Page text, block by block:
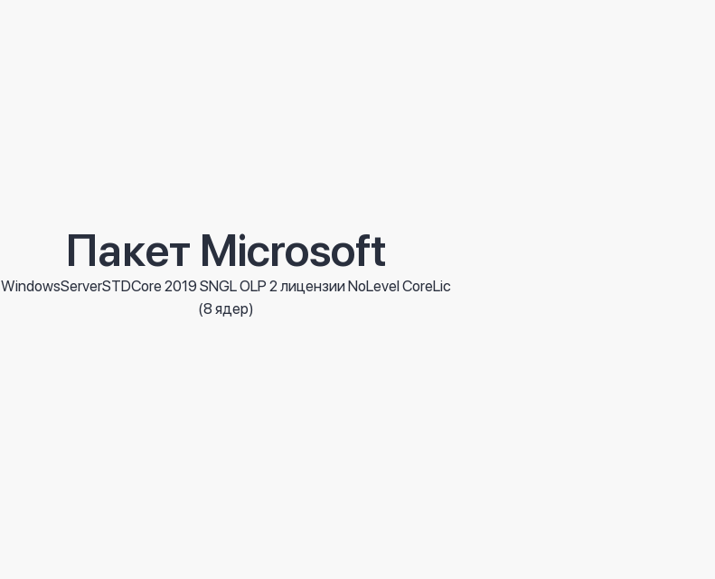
Бумага для чекового принтера; Размер: 114 мм; Количество листов: 2000;
0,95 AZN
Подробнее
Пакет Microsoft
WindowsServerSTDCore 2019 SNGL OLP 2 лицензии NoLevel CoreLic
(8 ядер)